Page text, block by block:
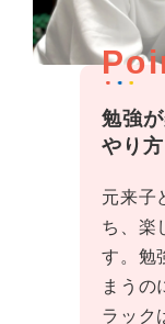
勉強
やり
元来子
ち、楽
す。勉
まうの
ラック